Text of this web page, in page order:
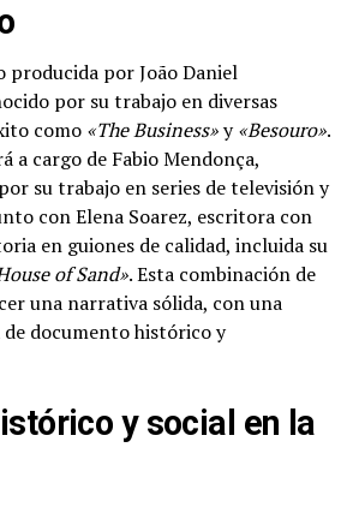
producida por João Daniel
por su trabajo en diversas
como «The Business»y«Besouro».
a cargo de Fabio Mendonça,
su trabajo en series de televisión y
con Elena Soarez, escritora con
en guiones de calidad, incluida su
of Sand». Esta combinación de
una narrativa sólida, con una
documento histórico y
y social en la